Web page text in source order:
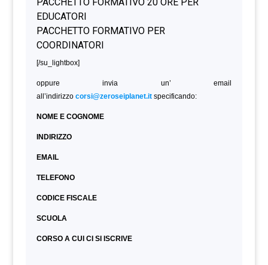
[/su_lightbox]
oppure invia un’ email
all’indirizzo corsi@zeroseiplanet.itspecificando:
NOME E COGNOME
INDIRIZZO
EMAIL
TELEFONO
CODICE FISCALE
SCUOLA
CORSO A CUI CI SI ISCRIVE